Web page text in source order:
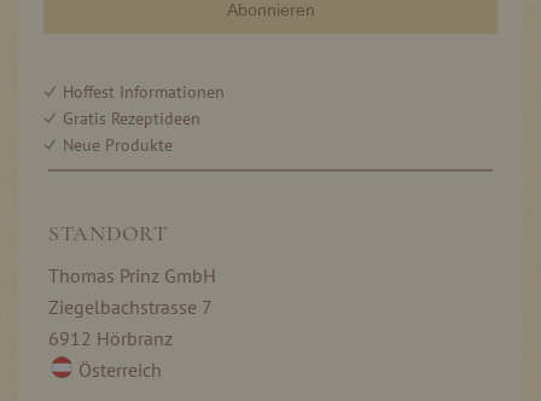
Abonnieren
Hoffest Informationen
Gratis Rezeptideen
Neue Produkte
STANDORT
Thomas Prinz GmbH
Ziegelbachstrasse 7
6912 Hörbranz
Österreich